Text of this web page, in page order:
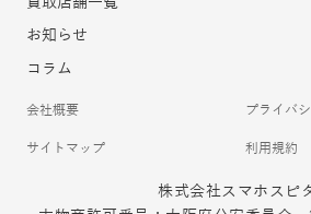
お知らせ
コラム
会社概要 プライバ
サイトマップ 利用規約
株式会社スマホスピ